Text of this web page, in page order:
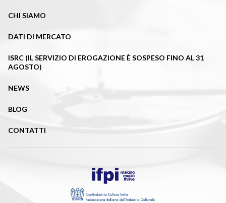
CHI SIAMO
DATI DI MERCATO
ISRC (IL SERVIZIO DI EROGAZIONE È SOSPESO FINO AL 31
AGOSTO)
NEWS
BLOG
CONTATTI